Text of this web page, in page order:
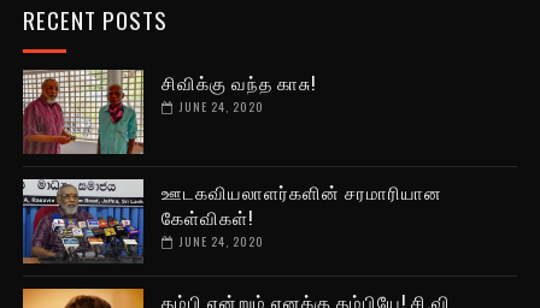
RECENT POSTS
சிவிக்கு வந்த காசு!
JUNE 24, 2020
ஊடகவியலாளர்களின் சரமாரியான
கேள்விகள்!
JUNE 24, 2020
தம்பி என்றும் எனக்கு தம்பியே! சி.வி